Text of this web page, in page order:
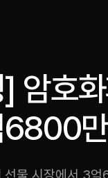
암호